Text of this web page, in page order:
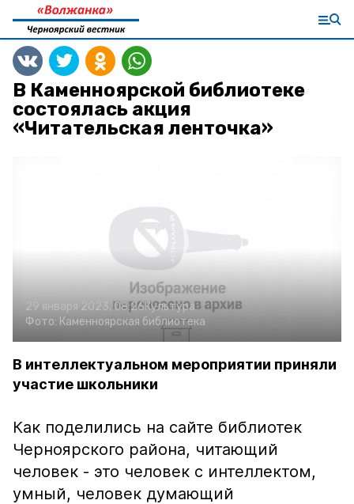
В Каменноярской библиотеке
состоялась акция
«Читательская ленточка»
29 января 2023, 08:26Культура
Фото: Каменноярская библиотека
В интеллектуальном мероприятии приняли
участие школьники
Как поделились на сайте библиотек
Черноярского района, читающий
человек - это человек с интеллектом,
умный, человек думающий